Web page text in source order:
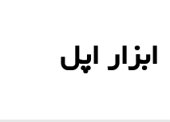
ابزار اپل